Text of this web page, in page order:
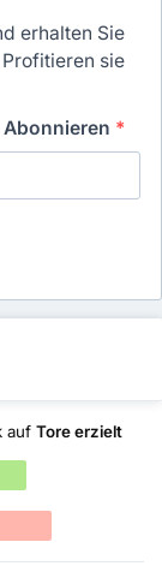
erhalten Sie
sie
Abonnieren *
auf Tore erzielt